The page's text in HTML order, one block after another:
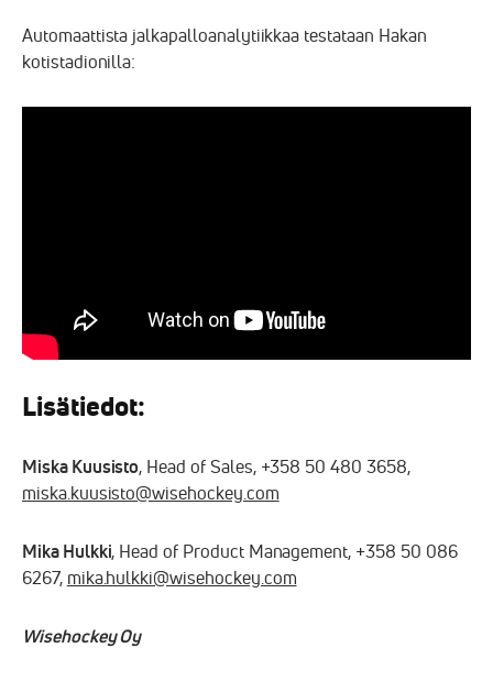
Automaattista jalkapalloanalytiikkaa testataan Hakan
kotistadionilla:
Lisätiedot:
Miska Kuusisto, Head of Sales, +358 50 480 3658,
miska.kuusisto@wisehockey.com
Mika Hulkki, Head of Product Management, +358 50 086
6267, mika.hulkki@wisehockey.com
Wisehockey Oy